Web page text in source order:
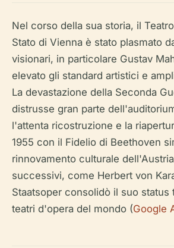
Nel corso della sua storia, il
Stato di Vienna è stato plasmato
visionari, in particolare Gustav
elevato gli standard artistici e
La devastazione della Seconda
distrusse gran parte
l'attenta ricostruzione e la
1955 con il Fidelio di Beethoven
rinnovamento culturale
successivi, come Herbert von
Staatsoper consolidò il suo status
teatri d'opera del mondo (Google